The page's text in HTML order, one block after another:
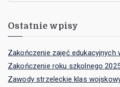
Ostatnie wpisy
Zakończenie zajęć
Zakończenie roku szkolnego
Zawody strzeleckie klas